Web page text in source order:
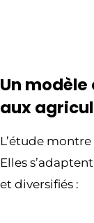
Un
aux
L’étude
Elles
et diversifiés :